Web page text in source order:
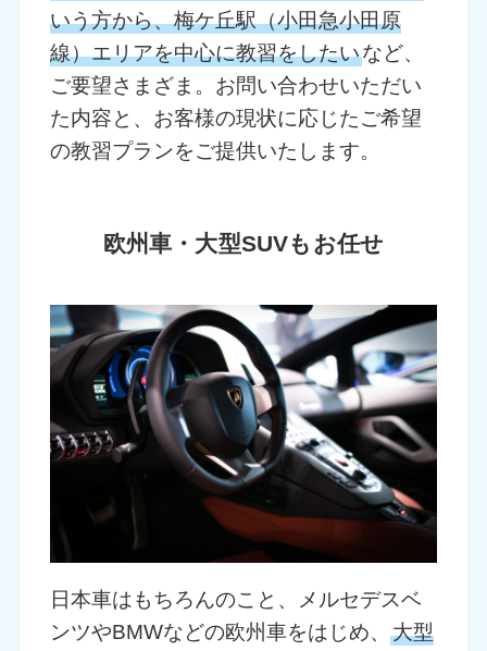
いう方から、梅ケ丘駅（小田急小田原
線）エリアを中心に教習をしたいなど、
ご要望さまざま。お問い合わせいただい
た内容と、お客様の現状に応じたご希望
の教習プランをご提供いたします。
欧州車・大型SUVもお任せ
日本車はもちろんのこと、メルセデスベ
ンツやBMWなどの欧州車をはじめ、大型